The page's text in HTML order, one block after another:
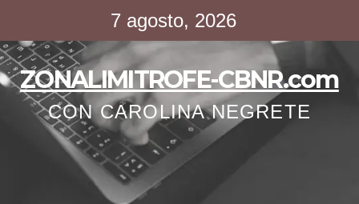
contenido
7 agosto, 2026
ZONALIMITROFE-CBNR.com
CON CAROLINA NEGRETE